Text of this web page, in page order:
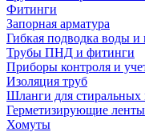
Фитинги
Запорная арматура
Гибкая подводка воды и
Трубы ПНД и фитинги
Приборы контроля и
Изоляция труб
Шланги для
Герметизирующие ленты
Хомуты